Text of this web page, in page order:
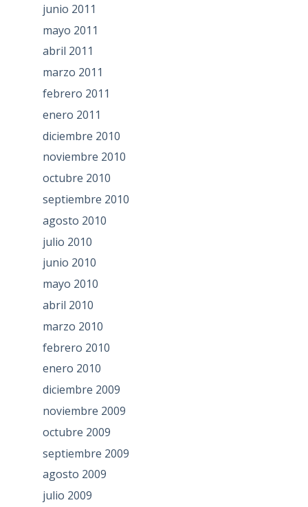
junio 2011
mayo 2011
abril 2011
marzo 2011
febrero 2011
enero 2011
diciembre 2010
noviembre 2010
octubre 2010
septiembre 2010
agosto 2010
julio 2010
junio 2010
mayo 2010
abril 2010
marzo 2010
febrero 2010
enero 2010
diciembre 2009
noviembre 2009
octubre 2009
septiembre 2009
agosto 2009
julio 2009